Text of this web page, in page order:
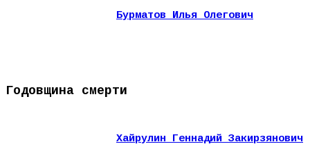
Бурматов Илья Олегович
Годовщина смерти
Хайрулин Геннадий Закирзянович